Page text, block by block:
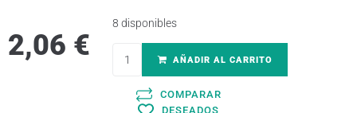
2,06 €
8 disponibles
AÑADIR AL CARRITO
COMPARAR
DESEADOS